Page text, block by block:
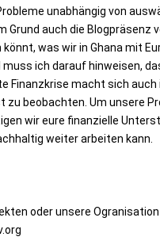
unabhängig von
Grund auch die Blogpräsenz
was wir in Ghana mit
ich darauf hinweisen,
Finanzkrise macht sich auch
zu beobachten. Um unsere
wir eure finanzielle
weiter arbeiten kann.
oder unsere